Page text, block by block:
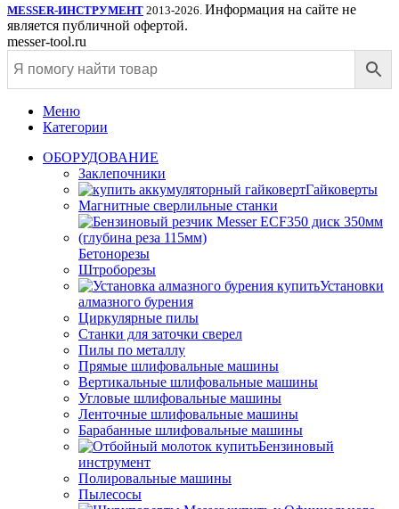
MESSER-ИНСТРУМЕНТ 2013-2026. Информация на сайте не
является публичной офертой.
messer-tool.ru
Меню
Категории
ОБОРУДОВАНИЕ
Заклепочники
Гайковерты
Магнитные сверлильные станки
Бетонорезы
Штроборезы
Установки
алмазного бурения
Циркулярные пилы
Станки для заточки сверел
Пилы по металлу
Прямые шлифовальные машины
Вертикальные шлифовальные машины
Угловые шлифовальные машины
Ленточные шлифовальные машины
Барабанные шлифовальные машины
Бензиновый
инструмент
Полировальные машины
Пылесосы